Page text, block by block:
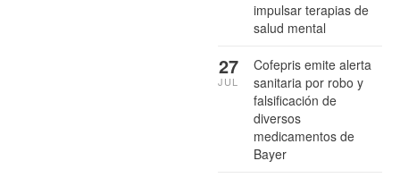
impulsar terapias de
salud mental
Cofepris emite alerta
sanitaria por robo y
falsificación de
diversos
medicamentos de
Bayer
27
JUL